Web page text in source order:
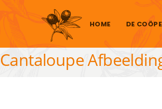
Skip to content
HOME DE
Cantaloupe